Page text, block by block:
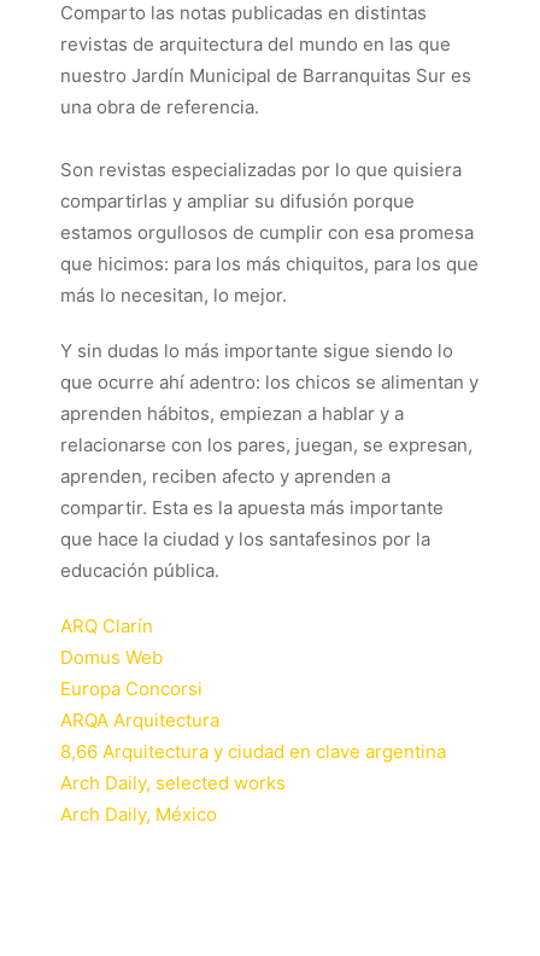
Comparto las notas publicadas en distintas
revistas de arquitectura del mundo en las que
nuestro Jardín Municipal de Barranquitas Sur es
una obra de referencia.
Son revistas especializadas por lo que quisiera
compartirlas y ampliar su difusión porque
estamos orgullosos de cumplir con esa promesa
que hicimos: para los más chiquitos, para los que
más lo necesitan, lo mejor.
Y sin dudas lo más importante sigue siendo lo
que ocurre ahí adentro: los chicos se alimentan y
aprenden hábitos, empiezan a hablar y a
relacionarse con los pares, juegan, se expresan,
aprenden, reciben afecto y aprenden a
compartir. Esta es la apuesta más importante
que hace la ciudad y los santafesinos por la
educación pública.
ARQ Clarín
Domus Web
Europa Concorsi
ARQA Arquitectura
8,66 Arquitectura y ciudad en clave argentina
Arch Daily, selected works
Arch Daily, México